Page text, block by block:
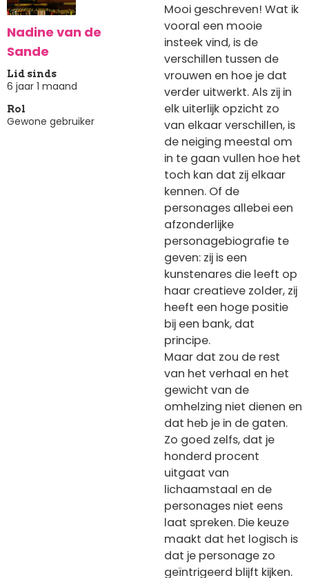
Nadine van de
Sande
Lid sinds
6 jaar 1 maand
Rol
Gewone gebruiker
Mooi geschreven! Wat ik
vooral een mooie
insteek vind, is de
verschillen tussen de
vrouwen en hoe je dat
verder uitwerkt. Als zij in
elk uiterlijk opzicht zo
van elkaar verschillen, is
de neiging meestal om
in te gaan vullen hoe het
toch kan dat zij elkaar
kennen. Of de
personages allebei een
afzonderlijke
personagebiografie te
geven: zij is een
kunstenares die leeft op
haar creatieve zolder, zij
heeft een hoge positie
bij een bank, dat
principe.
Maar dat zou de rest
van het verhaal en het
gewicht van de
omhelzing niet dienen en
dat heb je in de gaten.
Zo goed zelfs, dat je
honderd procent
uitgaat van
lichaamstaal en de
personages niet eens
laat spreken. Die keuze
maakt dat het logisch is
dat je personage zo
geïntrigeerd blijft kijken.